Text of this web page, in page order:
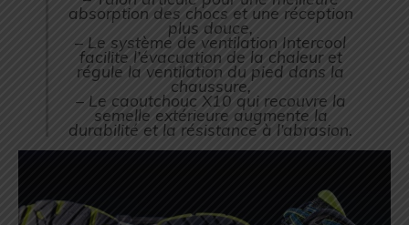
absorption des chocs et une réception
plus douce,
– Le système de ventilation Intercool
facilite l’évacuation de la chaleur et
régule la ventilation du pied dans la
chaussure,
– Le caoutchouc X10 qui recouvre la
semelle extérieure augmente la
durabilité et la résistance à l’abrasion.